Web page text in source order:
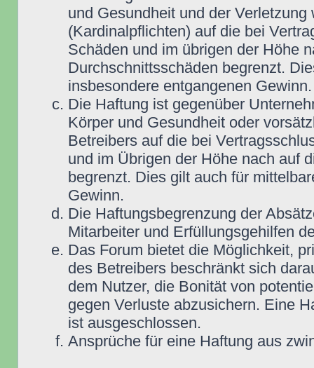
und Gesundheit und der
(Kardinalpflichten) auf die bei
Schäden und im übrigen der Höhe
Durchschnittsschäden begrenzt.
insbesondere entgangenen Gewinn.
Die Haftung ist gegenüber
Körper und Gesundheit oder
Betreibers auf die bei
und im Übrigen der Höhe nach auf
begrenzt. Dies gilt auch für
Gewinn.
Die Haftungsbegrenzung der
Mitarbeiter und Erfüllungsgehilfen
Das Forum bietet die Möglichkeit,
des Betreibers beschränkt sich
dem Nutzer, die Bonität von
gegen Verluste abzusichern. Eine
ist ausgeschlossen.
Ansprüche für eine Haftung aus